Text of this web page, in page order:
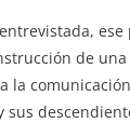
de
la
sus